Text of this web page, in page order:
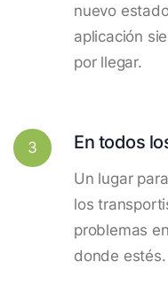
nuevo
aplicación
por llegar.
3 En todos
Un lugar
los
problemas
donde estés.